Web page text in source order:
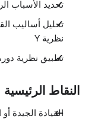
تحديد الأسباب
نظرية Y
تطبيق نظرية
النقاط الرئيسية
القيادة الجيدة